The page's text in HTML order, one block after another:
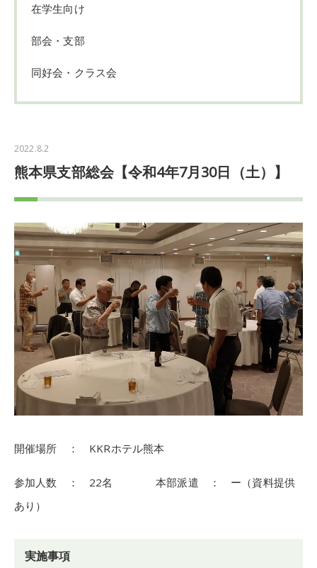
在学生向け
部会・支部
同好会・クラス会
2022.8.2
熊本県支部総会【令和4年7月30日（土）】
開催場所 ： KKRホテル熊本
参加人数 ： 22名 本部派遣 ： ー（資料提供
あり）
実施事項